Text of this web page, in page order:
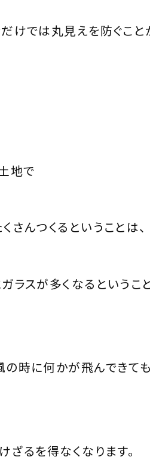
けでは丸見えを防ぐこ
地で
さんつくるということは、
ラスが多くなるというこ
時に何かが飛んできて
ざるを得なくなります。